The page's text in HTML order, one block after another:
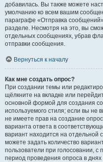
добавилась. Вы также можете
умолчанию ко всем вашим
параграфе «Отправка
разделе. Несмотря на это, вы
отдельных сообщениях, убрав
отправки сообщения.
Вернуться к началу
Как мне создать опрос?
При создании темы или
щёлкните на вкладке или
основной формой для создания
используемого стиля; если вы не
не имеете прав на создание
варианта ответа в
вариант находится на отдельной
можете задать количество
пользователи при голосовании,
период проведения опроса в днях